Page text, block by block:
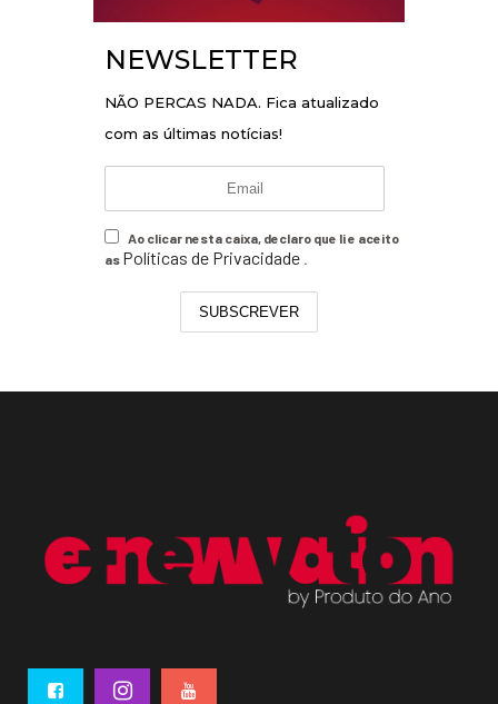
NEWSLETTER
NÃO PERCAS NADA. Fica atualizado
com as últimas notícias!
Ao clicar nesta caixa, declaro que li e aceito
as Políticas de Privacidade .
SUBSCREVER